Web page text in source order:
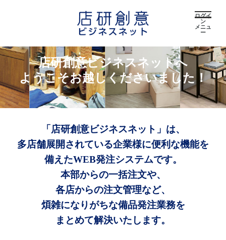
ログイ
ン
メニュ
ー
店研創意ビジネスネットへ
ようこそお越しくださいました！
「店研創意ビジネスネット」は、
多店舗展開されている企業様に便利な機能を
備えたWEB発注システムです。
本部からの一括注文や、
各店からの注文管理など、
煩雑になりがちな備品発注業務を
まとめて解決いたします。